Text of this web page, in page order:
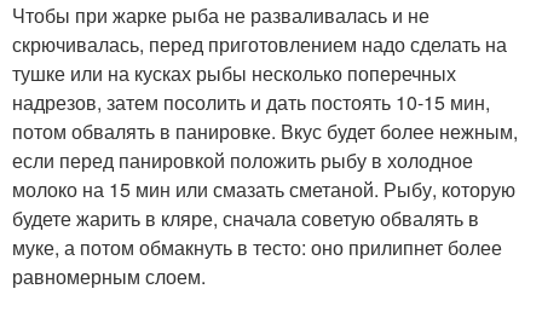
Чтобы при жарке рыба не разваливалась и не
скрючивалась, перед приготовлением надо сделать на
тушке или на кусках рыбы несколько поперечных
надрезов, затем посолить и дать постоять 10-15 мин,
потом обвалять в панировке. Вкус будет более нежным,
если перед панировкой положить рыбу в холодное
молоко на 15 мин или смазать сметаной. Рыбу, которую
будете жарить в кляре, сначала советую обвалять в
муке, а потом обмакнуть в тесто: оно прилипнет более
равномерным слоем.